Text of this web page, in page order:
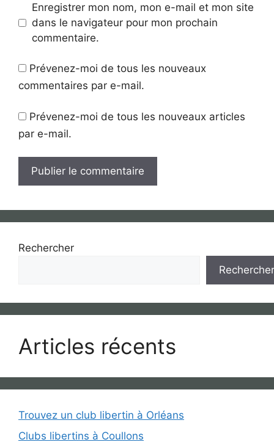
Enregistrer mon nom, mon e-mail et mon site
dans le navigateur pour mon prochain
commentaire.
Prévenez-moi de tous les nouveaux
commentaires par e-mail.
Prévenez-moi de tous les nouveaux articles
par e-mail.
Rechercher
Rechercher
Articles récents
Trouvez un club libertin à Orléans
Clubs libertins à Coullons